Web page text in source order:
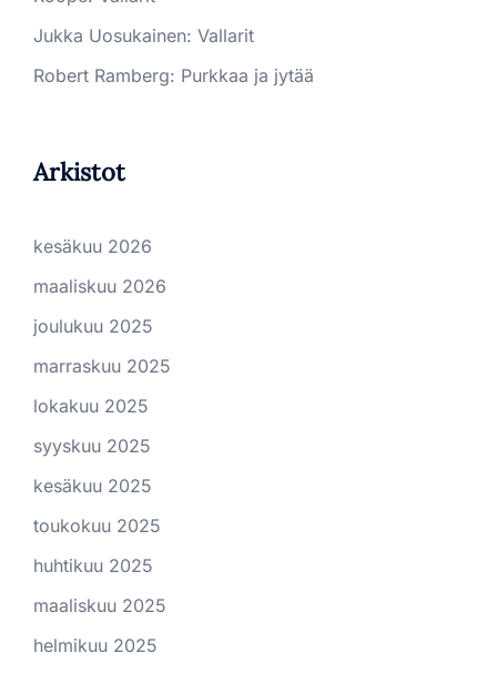
Jukka Uosukainen: Vallarit
Robert Ramberg: Purkkaa ja jytää
Arkistot
kesäkuu 2026
maaliskuu 2026
joulukuu 2025
marraskuu 2025
lokakuu 2025
syyskuu 2025
kesäkuu 2025
toukokuu 2025
huhtikuu 2025
maaliskuu 2025
helmikuu 2025